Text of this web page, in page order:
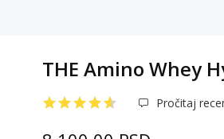
THE Amino Whey
Pročitaj